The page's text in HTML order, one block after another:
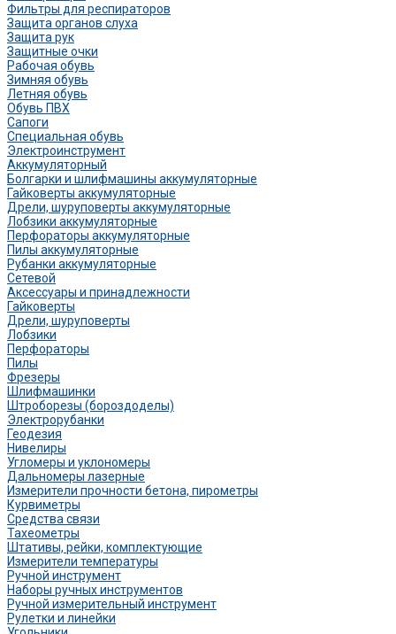
Фильтры для респираторов
Защита органов слуха
Защита рук
Защитные очки
Рабочая обувь
Зимняя обувь
Летняя обувь
Обувь ПВХ
Сапоги
Специальная обувь
Электроинструмент
Аккумуляторный
Болгарки и шлифмашины аккумуляторные
Гайковерты аккумуляторные
Дрели, шуруповерты аккумуляторные
Лобзики аккумуляторные
Перфораторы аккумуляторные
Пилы аккумуляторные
Рубанки аккумуляторные
Сетевой
Аксессуары и принадлежности
Гайковерты
Дрели, шуруповерты
Лобзики
Перфораторы
Пилы
Фрезеры
Шлифмашинки
Штроборезы (бороздоделы)
Электрорубанки
Геодезия
Нивелиры
Угломеры и уклономеры
Дальномеры лазерные
Измерители прочности бетона, пирометры
Курвиметры
Средства связи
Тахеометры
Штативы, рейки, комплектующие
Измерители температуры
Ручной инструмент
Наборы ручных инструментов
Ручной измерительный инструмент
Рулетки и линейки